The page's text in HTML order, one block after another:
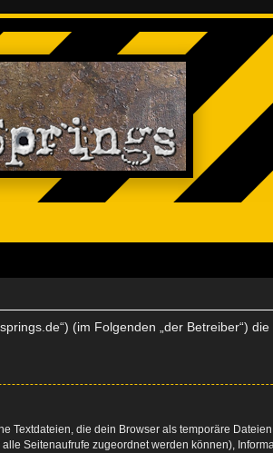
(im Folgenden „der Betreiber“)
Textdateien, die dein Browser als temporäre
Seitenaufrufe zugeordnet werden können),